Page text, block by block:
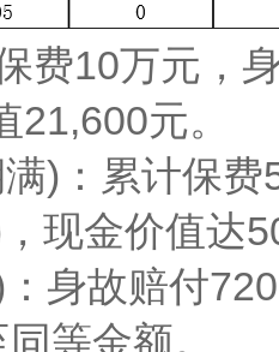
费10万元，
元。
)​​：累计保
现金价值达
身故赔付
等金额。